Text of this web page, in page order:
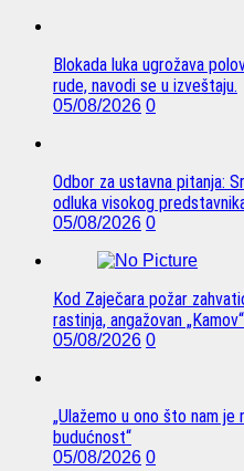
Blokada luka ugrožava
rude, navodi se u izveštaju.
05/08/2026 0
Odbor za ustavna pitanja:
odluka visokog
05/08/2026 0
Kod Zaječara požar
rastinja, angažovan „Kamov“
05/08/2026 0
„Ulažemo u ono što nam
budućnost“
05/08/2026 0